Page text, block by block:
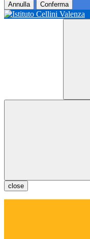
Annulla Conferma
close